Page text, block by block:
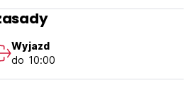
world. When it comes to hostels in
blend of community, culture,
Wyjazd
do 10:00